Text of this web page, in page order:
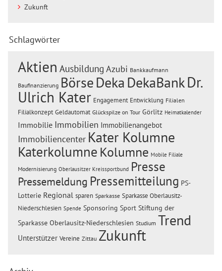
Zukunft
Schlagwörter
Aktien Ausbildung Azubi Bankkaufmann
Baufinanzierung BörseDeka DekaBankDr.
Ulrich Kater Engagement Entwicklung Filialen
Filialkonzept Geldautomat Glückspilze on Tour Görlitz Heimatkalender
Immobilie Immobilien Immobilienangebot
Immobiliencenter Kater Kolumne
Katerkolumne Kolumne Mobile Filiale
Modernisierung Oberlausitzer Kreissportbund Presse
Pressemeldung Pressemitteilung PS-
Lotterie Regional sparen Sparkasse Sparkasse Oberlausitz-
Niederschlesien Spende Sponsoring Sport Stiftung der
Sparkasse Oberlausitz-Niederschlesien Studium Trend
Unterstützer Vereine Zittau Zukunft